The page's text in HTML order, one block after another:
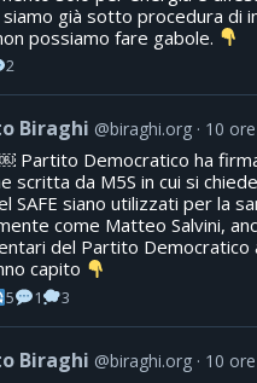
già sotto procedura di
possiamo fare gabole.
2
Biraghi @biraghi.org 10 ore
Partito Democratico ha
scritta da M5S in cui si
SAFE siano utilizzati per la
come Matteo Salvini,
del Partito Democratico
capito
5 1 3
Biraghi @biraghi.org 10 ore